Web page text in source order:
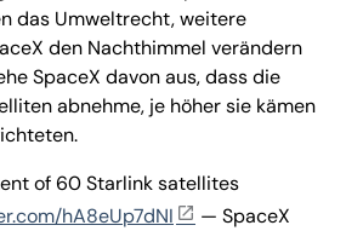
das Umweltrecht, weitere
den Nachthimmel verändern
SpaceX davon aus, dass die
abnehme, je höher sie kämen
of 60 Starlink satellites
hA8eUp7dNI
— SpaceX